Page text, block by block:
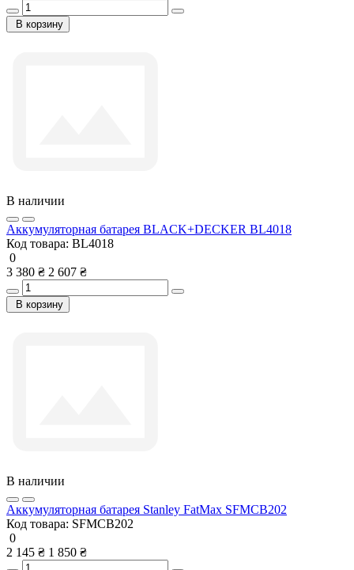
В корзину
В наличии
Аккумуляторная батарея BLACK+DECKER BL4018
Код товара: BL4018
0
3 380 ₴ 2 607 ₴
В корзину
В наличии
Аккумуляторная батарея Stanley FatMax SFMCB202
Код товара: SFMCB202
0
2 145 ₴ 1 850 ₴